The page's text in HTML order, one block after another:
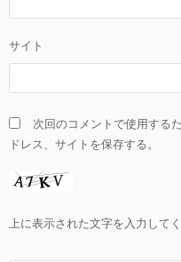
サイト
次回のコメントで使用する
ドレス、サイトを保存する。
上に表示された文字を入力してく